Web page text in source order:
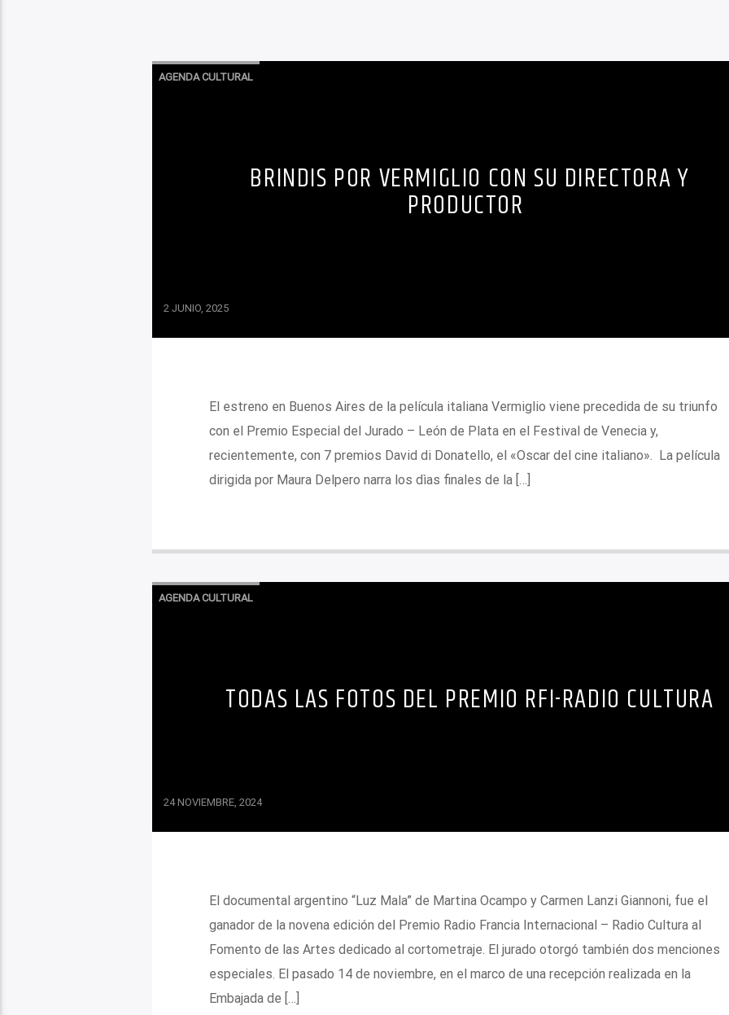
AGENDA CULTURAL
BRINDIS POR VERMIGLIO CON SU DIRECTORA Y
PRODUCTOR
2 JUNIO, 2025
El estreno en Buenos Aires de la película italiana Vermiglio viene precedida de su triunfo
con el Premio Especial del Jurado – León de Plata en el Festival de Venecia y,
recientemente, con 7 premios David di Donatello, el «Oscar del cine italiano». La película
dirigida por Maura Delpero narra los dìas finales de la […]
AGENDA CULTURAL
TODAS LAS FOTOS DEL PREMIO RFI-RADIO CULTURA
24 NOVIEMBRE, 2024
El documental argentino “Luz Mala” de Martina Ocampo y Carmen Lanzi Giannoni, fue el
ganador de la novena edición del Premio Radio Francia Internacional – Radio Cultura al
Fomento de las Artes dedicado al cortometraje. El jurado otorgó también dos menciones
especiales. El pasado 14 de noviembre, en el marco de una recepción realizada en la
Embajada de […]